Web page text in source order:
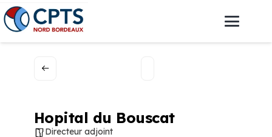
Hopital du Bouscat
Directeur adjoint